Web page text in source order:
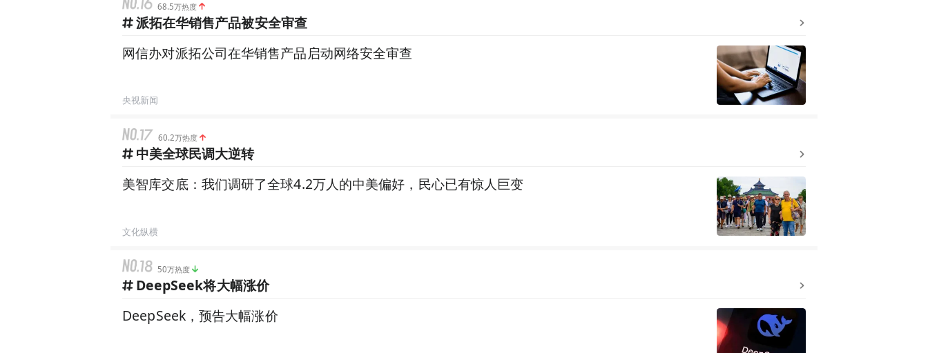
68.5万热度
派拓在华销售产品被安全审查
网信办对派拓公司在华销售产品启动网络安全审查
央视新闻
60.2万热度
中美全球民调大逆转
美智库交底：我们调研了全球4.2万人的中美偏好，民心已有惊人巨变
文化纵横
50万热度
DeepSeek将大幅涨价
DeepSeek，预告大幅涨价